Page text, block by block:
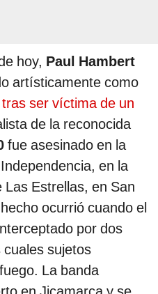
hoy, Paul Hambert
artísticamente como
tras ser víctima de un
de la reconocida
fue asesinado en la
en la
Las Estrellas, en San
ocurrió cuando el
por dos
sujetos
La banda